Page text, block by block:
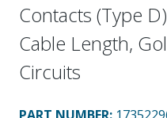
Contacts (Type
Cable Length,
Circuits